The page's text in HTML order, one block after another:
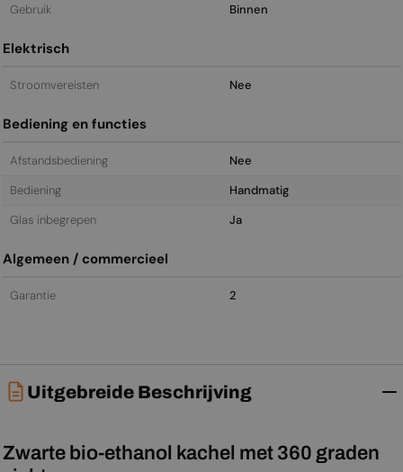
Gebruik Binnen
Elektrisch
Stroomvereisten Nee
Bediening en functies
Afstandsbediening
Nee
Bediening
Handmatig
Glas inbegrepen
Ja
Algemeen / commercieel
Garantie 2
Uitgebreide Beschrijving
Zwarte bio-ethanol kachel met 360 graden